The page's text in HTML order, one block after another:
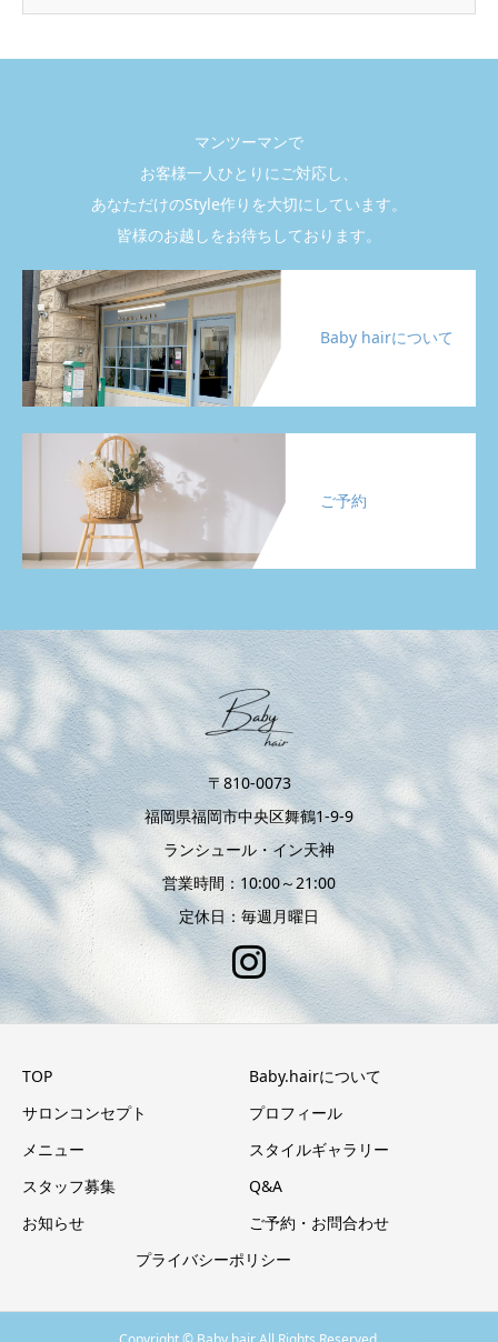
マンツーマンで
お客様一人ひとりにご対応し、
あなただけのStyle作りを大切にしています。
皆様のお越しをお待ちしております。
Baby hairについて
ご予約
〒810-0073
福岡県福岡市中央区舞鶴1-9-9
ランシュール・イン天神
営業時間：10:00～21:00
定休日：毎週月曜日
TOP
Baby.hairについて
サロンコンセプト
プロフィール
メニュー
スタイルギャラリー
スタッフ募集
Q&A
お知らせ
ご予約・お問合わせ
プライバシーポリシー